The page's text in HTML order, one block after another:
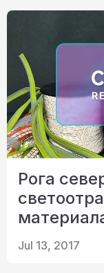
Рога
Jul 13, 2017